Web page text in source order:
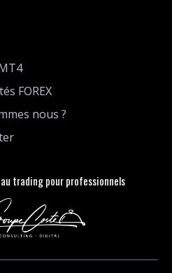
FOREX
nous ?
trading pour professionnels